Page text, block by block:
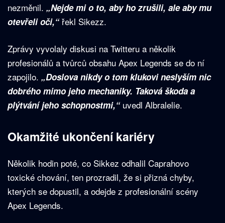
nezměnil. „Nejde mi o to, aby ho zrušili, ale aby mu
otevřeli oči,“řekl Sikezz.
Zprávy vyvolaly diskusi na Twitteru a několik
profesionálů a tvůrců obsahu Apex Legends se do ní
zapojilo. „Doslova nikdy o tom klukovi neslyším nic
dobrého mimo jeho mechaniky. Taková škoda a
plýtvání jeho schopnostmi,“uvedl Albralelie.
Okamžité ukončení kariéry
Několik hodin poté, co Sikkez odhalil Caprahovo
toxické chování, ten prozradil, že si přizná chyby,
kterých se dopustil, a odejde z profesionální scény
Apex Legends.